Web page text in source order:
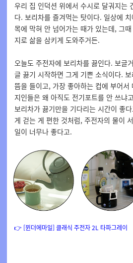
우리 집 인덕션 위에서 수시로 달궈지는
다. 보리차를 즐겨먹는 탓이다. 일상에 치
목에 막혀 안 넘어가는 때가 있는데, 그때
지로 삶을 삼키게 도와주거든.
오늘도 주전자에 보리차를 끓인다. 보글
글 끓기 시작하면 그게 기쁜 소식이다.
뜸을 들이고, 가장 좋아하는 컵에 부어서
지인들은 왜 아직도 전기포트를 안 쓰냐
보리차가 끓기만을 기다리는 시간이 좋
게 걷는 게 편한 것처럼, 주전자의 물이
일이 너무나 좋다고.
👉 [뮌더에마일] 클래식 주전자 2L 타파그레이